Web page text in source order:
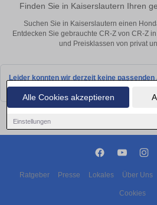
Alle Cookies akzeptieren
Einstellungen
Finden Sie in Kaiserslautern Ihren
Suchen Sie in Kaiserslautern einen
Entdecken Sie gebrauchte CR-Z von CR-Z
und Preisklassen von privat
Leider konnten wir derzeit keine
bald wieder vorbei!
Ratgeber Presse Lokales Über Uns
Cookies